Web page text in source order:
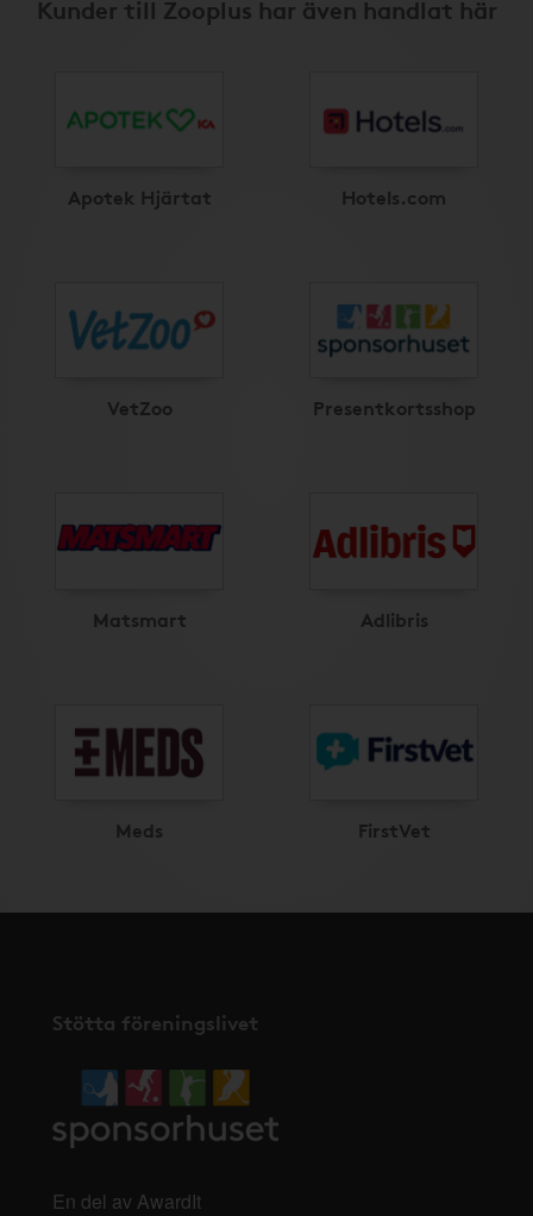
Kunder till Zooplus har även handlat här
Apotek Hjärtat Hotels.com
VetZoo Presentkortsshop
Matsmart Adlibris
Meds FirstVet
Stötta föreningslivet
En del av AwardIt